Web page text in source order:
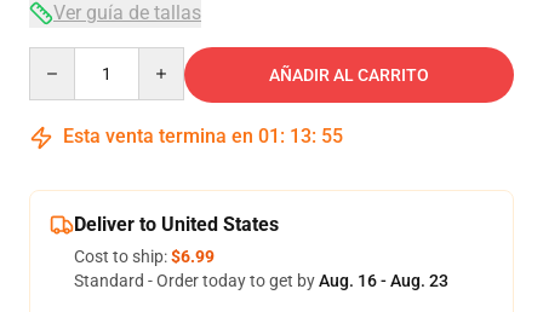
Ver guía de tallas
AÑADIR AL CARRITO
Esta venta termina en 01 : 13: 54
Deliver to United States
Cost to ship:$6.99
Standard - Order today to get byAug. 16 - Aug. 23